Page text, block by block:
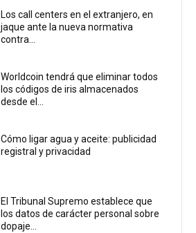
Los call centers en el extranjero, en
jaque ante la nueva normativa
contra...
Worldcoin tendrá que eliminar todos
los códigos de iris almacenados
desde el...
Cómo ligar agua y aceite: publicidad
registral y privacidad
El Tribunal Supremo establece que
los datos de carácter personal sobre
dopaje...